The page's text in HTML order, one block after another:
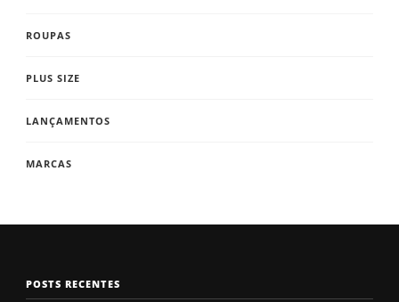
ROUPAS
PLUS SIZE
LANÇAMENTOS
MARCAS
POSTS RECENTES